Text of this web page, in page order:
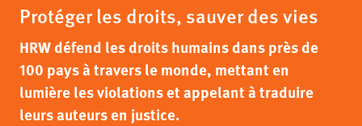
Protéger les droits, sauver des vies
HRW défend les droits humains dans près de
100 pays à travers le monde, mettant en
lumière les violations et appelant à traduire
leurs auteurs en justice.